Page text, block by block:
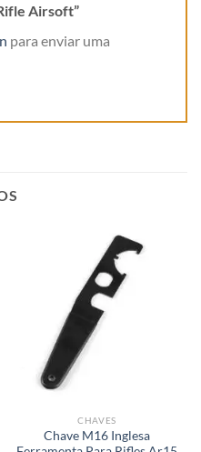
Airsoft”
para enviar uma
CHAVES
Chave M16 Inglesa